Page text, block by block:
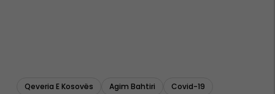
Qeveria E Kosovës Agim Bahtiri
Covid-19